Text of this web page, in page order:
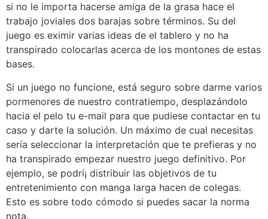
si no le importa hacerse amiga de la grasa hace el
trabajo joviales dos barajas sobre términos. Su del
juego es eximir varias ideas de el tablero y no ha
transpirado colocarlas acerca de los montones de estas
bases.
Si un juego no funcione, está seguro sobre darme varios
pormenores de nuestro contratiempo, desplazándolo
hacia el pelo tu e-mail para que pudiese contactar en tu
caso y darte la solución. Un máximo de cual necesitas
serí­a seleccionar la interpretación que te prefieras y no
ha transpirado empezar nuestro juego definitivo. Por
ejemplo, se podrí¡ distribuir las objetivos de tu
entretenimiento con manga larga hacen de colegas.
Esto es sobre todo cómodo si puedes sacar la norma
nota.